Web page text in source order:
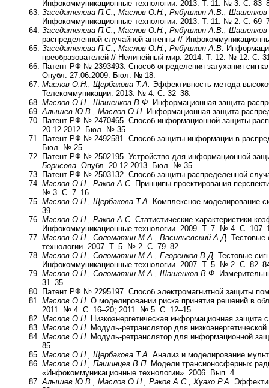
Инфокоммуникационные технологии. 2013. Т. 11. № 3. С.
Заседателева П.С., Маслов О.Н., Рябушкин А.В.,
Инфокоммуникационные технологии. 2013. Т. 11. № 2. С.
Заседателева П.С., Маслов О.Н., Рябушкин А.В.,
распределенной случайной антенны //
Заседателева П.С., Маслов О.Н., Рябушкин А.В.
преобразователей // Нелинейный мир. 2014. Т. 12. № 12. С.
Патент РФ № 2393493. Способ определения затухания
Опубл. 27.06.2009. Бюл. № 18.
Маслов О.Н., Щербакова Т.А.
Эффективность метода
Телекоммуникации. 2013. № 4. С. 32–38.
Маслов О.Н., Шашенков В.Ф. Информационная защита
Алышев Ю.В., Маслов О.Н. Информационная защита
Патент РФ № 2470465. Способ информационной защиты
20.12.2012. Бюл. № 35.
Патент РФ № 2492581. Способ защиты информации в
Бюл. № 25.
Патент РФ № 2502195. Устройство для информационной
Борисова . Опубл. 20.12.2013. Бюл. № 35.
Патент РФ № 2503132. Способ защиты распределенной
Маслов О.Н., Раков А.С. Принципы проектирования
№ 3. С. 7–16.
Маслов О.Н., Щербакова Т.А.
Комплексное моделирование
39.
Маслов О.Н., Раков А.С. Статистические характеристики
Инфокоммуникационные технологии. 2009. Т. 7. № 4. С.
Маслов О.Н., Соломатин М.А., Васильевский А.Д.
технологии. 2007. Т. 5. № 2. С. 79–82.
Маслов О.Н., Соломатин М.А., Егоренков В.Д. Тестовые
Инфокоммуникационные технологии. 2007. Т. 5. № 2. С.
Маслов О.Н., Соломатин М.А., Шашенков В.Ф.
31–35.
Патент РФ № 2295197. Способ электромагнитной защиты
Маслов О.Н. О моделировании риска принятия решений в
2011. № 4. С. 16–20; 2011. № 5. С. 12–15.
Маслов О.Н. Низкоэнергетическая информационная
Маслов О.Н. Модуль-ретранслятор для
Маслов О.Н. Модуль-ретранслятор для информационной
85.
Маслов О.Н., Щербакова Т.А. Анализ и моделирование
Маслов О.Н., Пашинцев В.П. Модели трансионосферных
«Инфокоммуникационные технологии». 2006. Вып. 4.
Алышев Ю.В., Маслов О.Н., Раков А.С., Хуако Р.А.